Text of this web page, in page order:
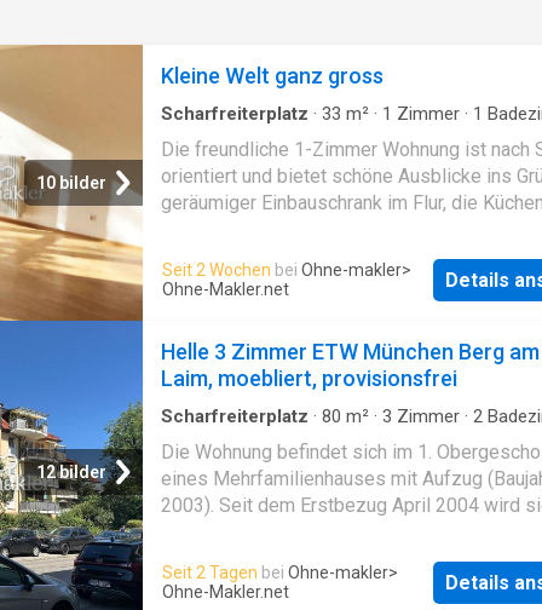
10 bilder
Kleine Welt ganz gross
Scharfreiterplatz · 33 m² · 1 Zimmer · 1
Wohnung
Die freundliche 1-Zimmer Wohnung ist nach
orientiert und bietet schöne Ausblicke ins
geräumiger Einbauschrank im Flur, die
Waschmaschinenanschluss und nicht
paradiesische Ruhe machen diese
Ihrer perfekten Stadtwohnung. Zu
Giesing, einem südöstlichen Stadtteil der
bayerischen Landeshauptstadt München. Sie
Ende Juli 2026 vermietet und steht dann zum
Verkauf Das Naturschutzgebiet, der
ist in wenigen Minuten zu erreichen und lädt
Joggen, Wandern und Radfahren ein, ebenso
bekannte Gutshof Menterschwaige mit
sind zu Fuß schnell erreichbar.
Einkaufsmöglichkeiten und Geschäfte des
Seit 2 Wochen bei Ohne-makler>
Ohne-Makler.net
Details
12 bilder
Helle 3 Zimmer ETW München Berg am
Laim, moebliert, provisionsfrei
Scharfreiterplatz · 80 m² · 3 Zimmer · 2
Die Wohnung befindet sich im 1.
eines Mehrfamilienhauses mit Aufzug
2003). Seit dem Erstbezug April 2004 wird
gepflegt. Der durchdachte Grundriss,
Fensterflächen und ein ruhiger Balkon
Seit 2 Tagen bei Ohne-makler>
Ohne-Makler.net
Details